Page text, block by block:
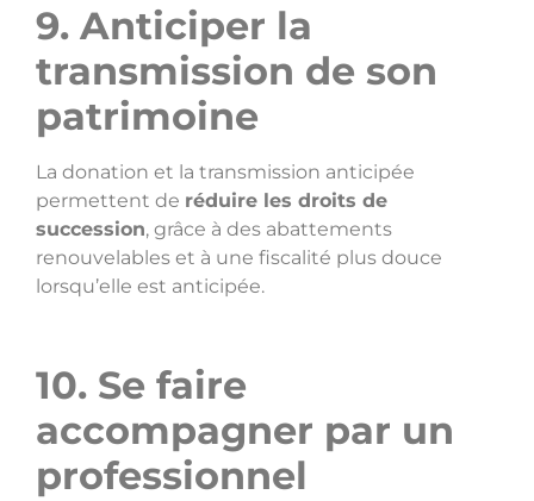
9. Anticiper la
transmission de son
patrimoine
La donation et la transmission anticipée
permettent de réduire les droits de
succession, grâce à des abattements
renouvelables et à une fiscalité plus douce
lorsqu’elle est anticipée.
10. Se faire
accompagner par un
professionnel